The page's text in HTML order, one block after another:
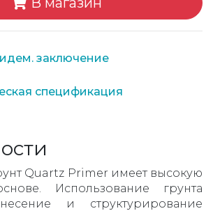
заключение
спецификация
Quartz Primer имеет высокую
Использование грунта
и структурирование